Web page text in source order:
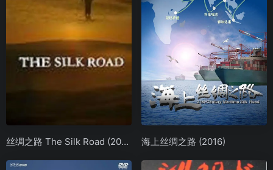
丝绸之路 The Silk Road (2016) 海上丝绸之路 (2016)